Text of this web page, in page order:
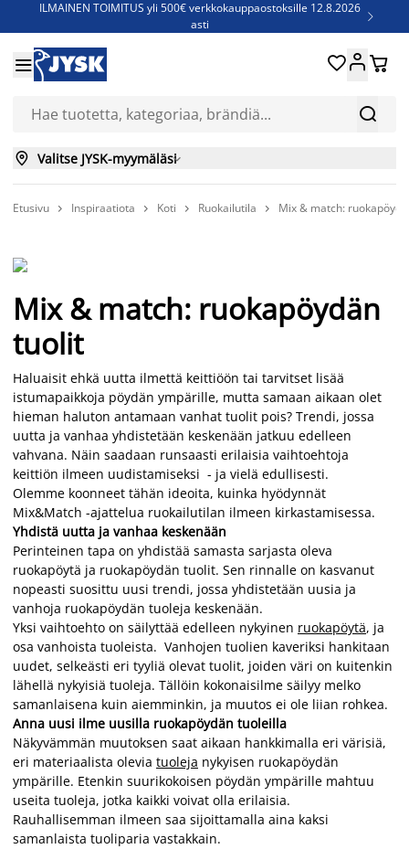
ILMAINEN TOIMITUS yli 500€ verkkokauppaostoksille 12.8.2026
asti

Jenkkisänkyjä - Säästä jopa 60%


 
 Valitse JYSK-myymäläsi
Etusivu  Inspiraatiota  Koti  Ruokailutila  Mix & match:
Mix & match: ruokapöydän
tuolit
Haluaisit ehkä uutta ilmettä keittiöön tai tarvitset lisää
istumapaikkoja pöydän ympärille, mutta samaan aikaan olet
hieman haluton antamaan vanhat tuolit pois? Trendi, jossa
uutta ja vanhaa yhdistetään keskenään jatkuu edelleen
vahvana. Näin saadaan runsaasti erilaisia vaihtoehtoja
keittiön ilmeen uudistamiseksi - ja vielä edullisesti.
Olemme koonneet tähän ideoita, kuinka hyödynnät
Mix&Match -ajattelua ruokailutilan ilmeen kirkastamisessa.
Yhdistä uutta ja vanhaa keskenään
Perinteinen tapa on yhdistää samasta sarjasta oleva
ruokapöytä ja ruokapöydän tuolit. Sen rinnalle on kasvanut
nopeasti suosittu uusi trendi, jossa yhdistetään uusia ja
vanhoja ruokapöydän tuoleja keskenään.
Yksi vaihtoehto on säilyttää edelleen nykyinen ruokapöytä, ja
osa vanhoista tuoleista. Vanhojen tuolien kaveriksi hankitaan
uudet, selkeästi eri tyyliä olevat tuolit, joiden väri on kuitenkin
lähellä nykyisiä tuoleja. Tällöin kokonaisilme säilyy melko
samanlaisena kuin aiemminkin, ja muutos ei ole liian rohkea.
Anna uusi ilme uusilla ruokapöydän tuoleilla
Näkyvämmän muutoksen saat aikaan hankkimalla eri värisiä,
eri materiaalista olevia tuoleja nykyisen ruokapöydän
ympärille. Etenkin suurikokoisen pöydän ympärille mahtuu
useita tuoleja, jotka kaikki voivat olla erilaisia.
Rauhallisemman ilmeen saa sijoittamalla aina kaksi
samanlaista tuoliparia vastakkain.